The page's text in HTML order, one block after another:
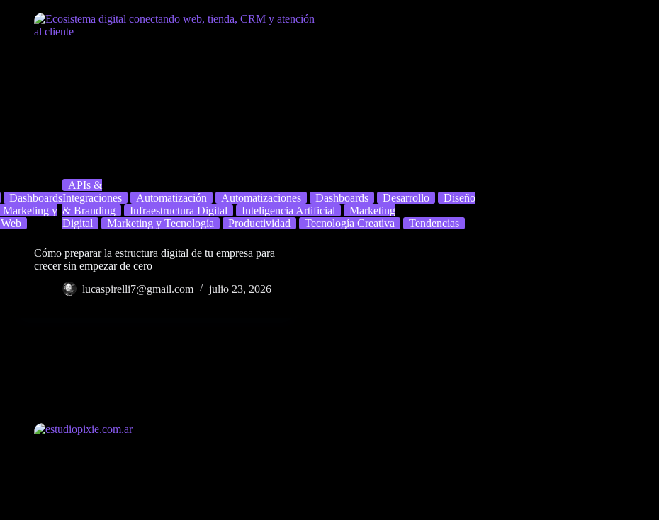
Dashboards
Diseño
Marketing y
Web
APIs &
Integraciones
Automatización Automatizaciones Dashboards Desarrollo
Diseño
& Branding
Infraestructura Digital Inteligencia Artificial
Marketing
Digital
Marketing y Tecnología Productividad Tecnología Creativa Tendencias
Cómo preparar la estructura digital de tu empresa para
crecer sin empezar de cero
lucaspirelli7@gmail.com
julio 23, 2026